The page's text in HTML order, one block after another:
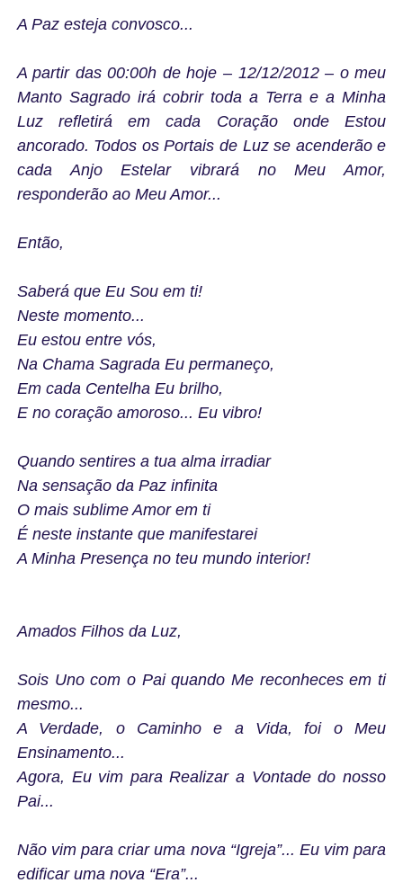
A Paz esteja convosco...
A partir das 00:00h de hoje – 12/12/2012 – o meu
Manto Sagrado irá cobrir toda a Terra e a Minha
Luz refletirá em cada Coração onde Estou
ancorado. Todos os Portais de Luz se acenderão e
cada Anjo Estelar vibrará no Meu Amor,
responderão ao Meu Amor...
Então,
Saberá que Eu Sou em ti!
Neste momento...
Eu estou entre vós,
Na Chama Sagrada Eu permaneço,
Em cada Centelha Eu brilho,
E no coração amoroso... Eu vibro!
Quando sentires a tua alma irradiar
Na sensação da Paz infinita
O mais sublime Amor em ti
É neste instante que manifestarei
A Minha Presença no teu mundo interior!
Amados Filhos da Luz,
Sois Uno com o Pai quando Me reconheces em ti
mesmo...
A Verdade, o Caminho e a Vida, foi o Meu
Ensinamento...
Agora, Eu vim para Realizar a Vontade do nosso
Pai...
Não vim para criar uma nova “Igreja”... Eu vim para
edificar uma nova “Era”...